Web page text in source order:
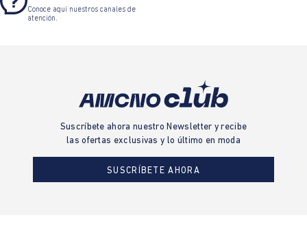
Conoce aquí nuestros canales de
atención.
Suscríbete ahora nuestro Newsletter y recibe
las ofertas exclusivas y lo último en moda
SUSCRÍBETE AHORA